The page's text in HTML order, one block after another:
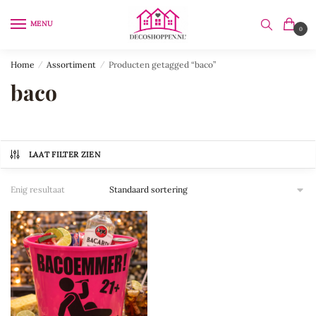
MENU
0
Home / Assortiment / Producten getagged “baco”
baco
LAAT FILTER ZIEN
Enig resultaat